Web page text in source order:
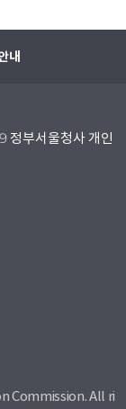
내
정부서울청사 개인
All ri